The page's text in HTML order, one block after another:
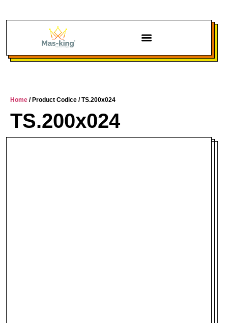
Home / Product Codice / TS.200x024
TS.200x024